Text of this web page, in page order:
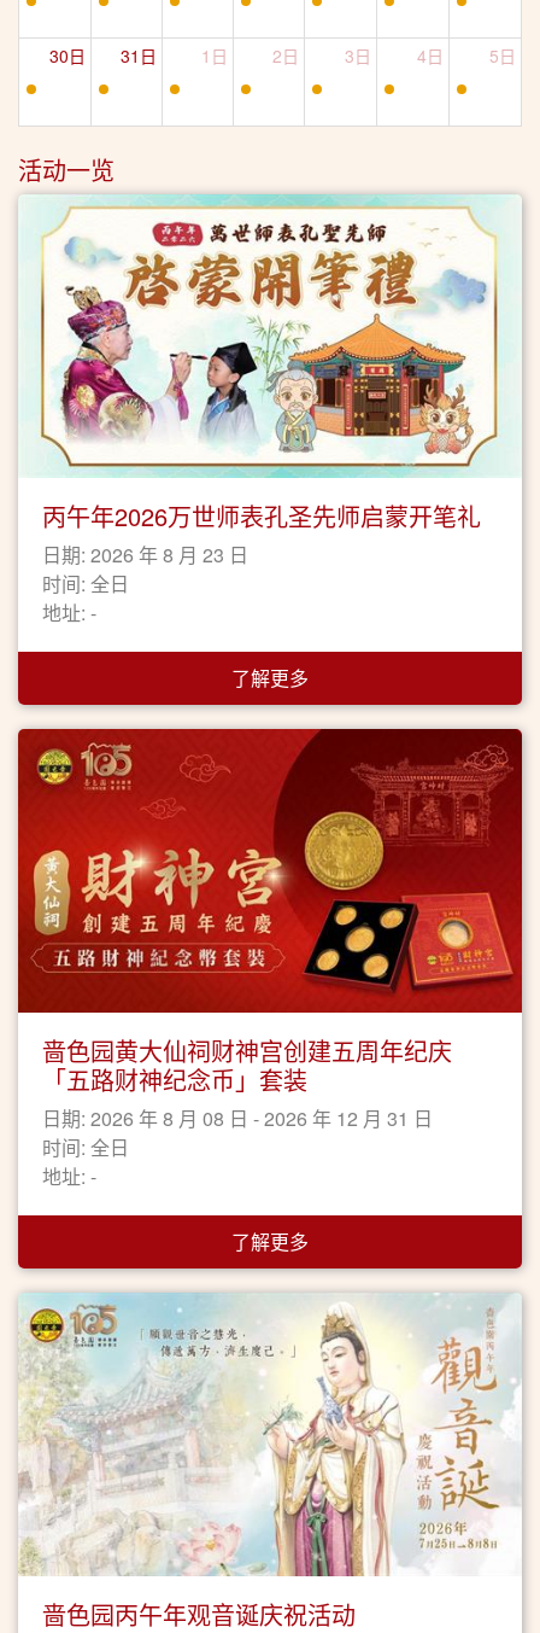
30日 31日 1日 2日 3日 4日 5日
活动一览
丙午年2026万世师表孔圣先师启蒙开笔礼
日期: 2026 年 8 月 23 日
时间: 全日
地址: -
了解更多
啬色园黄大仙祠财神宫创建五周年纪庆
「五路财神纪念币」套装
日期: 2026 年 8 月 08 日 - 2026 年 12 月 31 日
时间: 全日
地址: -
了解更多
啬色园丙午年观音诞庆祝活动